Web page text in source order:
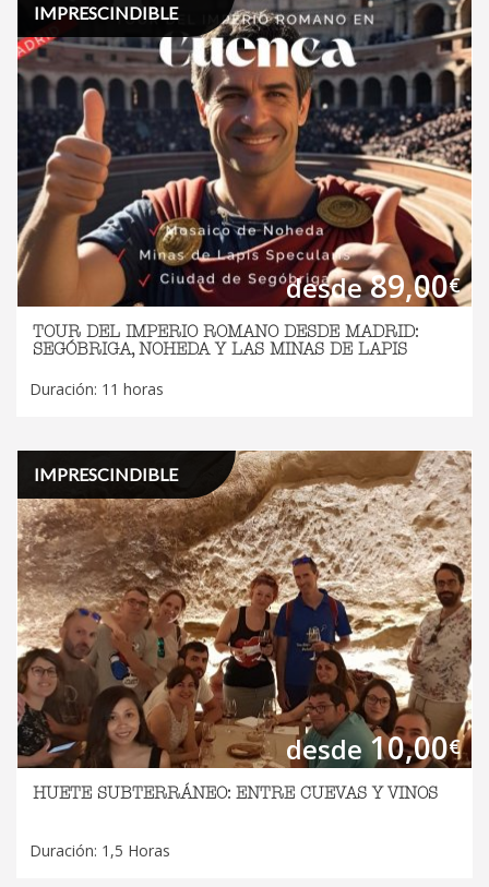
desde89,00€
IMPRESCINDIBLE
TOUR DEL IMPERIO ROMANO DESDE MADRID:
SEGÓBRIGA, NOHEDA Y LAS MINAS DE LAPIS
Duración: 11 horas
desde10,00€
IMPRESCINDIBLE
HUETE SUBTERRÁNEO: ENTRE CUEVAS Y VINOS
Duración: 1,5 Horas